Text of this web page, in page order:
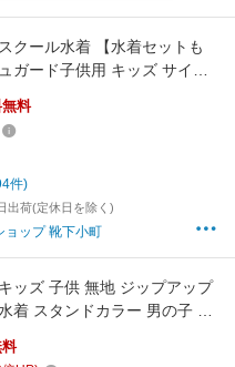
クール水着 【水着セットも
ガード子供用 キッズ サイズ
無地 濃紺 男の子 女の子 水
ズ水着セット 小学生水着
策加工 男女兼用 120 130 140
ジップあり スク水
料
件)
出荷(定休日を除く)
ョップ 靴下小町
ッズ 子供 無地 ジップアップ
着 スタンドカラー 男の子 女
UPF50+ UVカット フード
120 130 140 150 160